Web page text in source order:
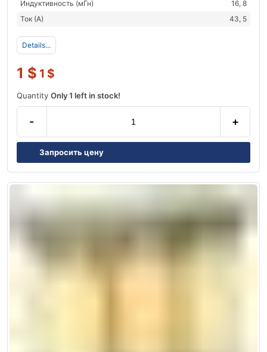
Индуктивность (мГн)
16, 8
Ток (А)
43, 5
Details...
1 $ 1 $
Quantity Only 1 left in stock!
- +
Запросить цену